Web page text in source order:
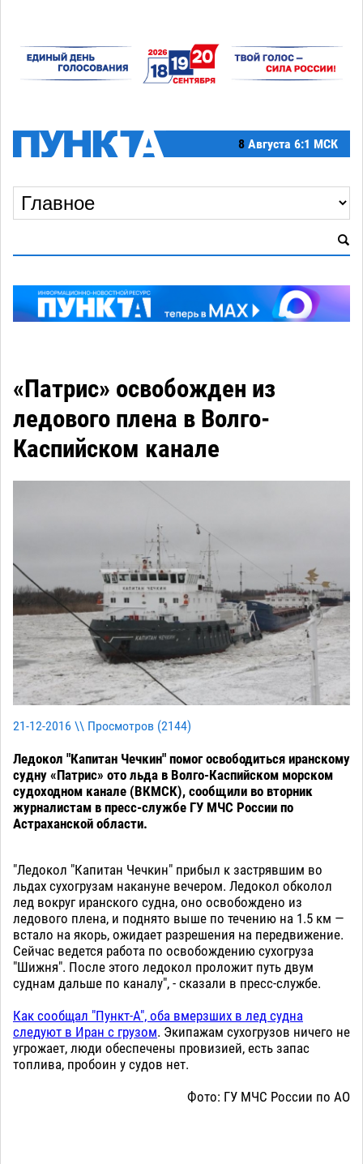
8 Августа 6:1 МСК
«Патрис» освобожден из
ледового плена в Волго-
Каспийском канале
21-12-2016 \\ Просмотров (2144)
Ледокол "Капитан Чечкин" помог освободиться иранскому
судну «Патрис» ото льда в Волго-Каспийском морском
судоходном канале (ВКМСК), сообщили во вторник
журналистам в пресс-службе ГУ МЧС России по
Астраханской области.
"Ледокол "Капитан Чечкин" прибыл к застрявшим во
льдах сухогрузам накануне вечером. Ледокол обколол
лед вокруг иранского судна, оно освобождено из
ледового плена, и поднято выше по течению на 1.5 км —
встало на якорь, ожидает разрешения на передвижение.
Сейчас ведется работа по освобождению сухогруза
"Шижня". После этого ледокол проложит путь двум
суднам дальше по каналу", - сказали в пресс-службе.
Как сообщал "Пункт-А", оба вмерзших в лед судна
следуют в Иран с грузом. Экипажам сухогрузов ничего не
угрожает, люди обеспечены провизией, есть запас
топлива, пробоин у судов нет.
Фото: ГУ МЧС России по АО